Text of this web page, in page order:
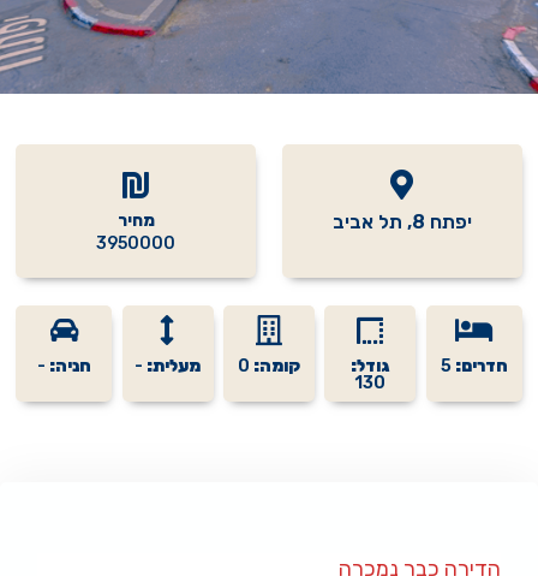
יפתח 8, תל אביב
מחיר
3950000
חדרים:5
גודל:
130
קומה: 0 מעלית: - חניה: -
הדירה כבר נמכרה